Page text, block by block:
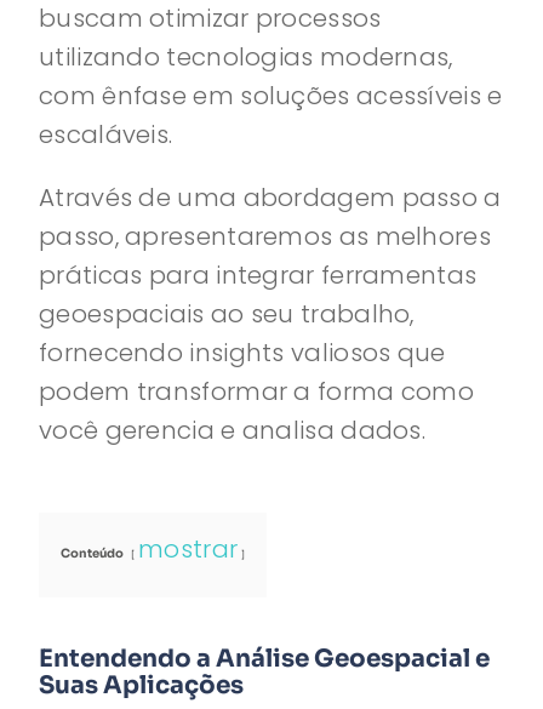
buscam otimizar processos
utilizando tecnologias modernas,
com ênfase em soluções acessíveis e
escaláveis.
Através de uma abordagem passo a
passo, apresentaremos as melhores
práticas para integrar ferramentas
geoespaciais ao seu trabalho,
fornecendo insights valiosos que
podem transformar a forma como
você gerencia e analisa dados.
Conteúdo mostrar
Entendendo a Análise Geoespacial e
Suas Aplicações